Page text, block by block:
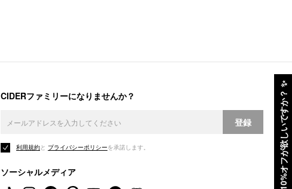
10%オフが欲しいですか？
✨
CIDERファミリーになりませんか？
登録
利用規約と プライバシーポリシーを承諾します。
ソーシャルメディア